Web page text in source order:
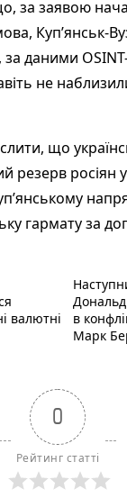
за заявою
Куп’янськ-
даними OSINT-
не
що
резерв росіян
гармату за
запис:
валютні
в
Марк
0
Рейтинг статті